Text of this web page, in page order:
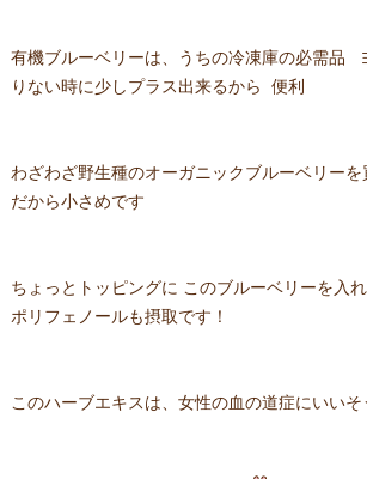
有機ブルーベリーは、うちの冷凍庫の必需品
りない時に少しプラス出来るから 便利
わざわざ野生種のオーガニックブルーベリー
だから小さめです
ちょっとトッピングに このブルーベリーを入
ポリフェノールも摂取です！
このハーブエキスは、女性の血の道症にいいそ